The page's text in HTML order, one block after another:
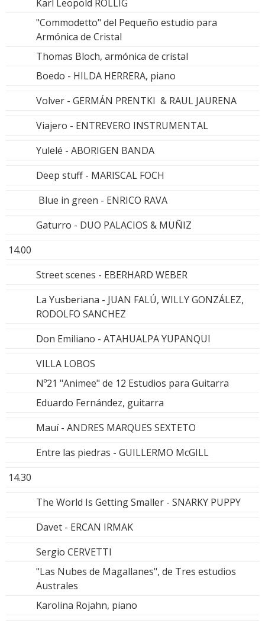
Karl Leopold ROLLIG
"Commodetto" del Pequeño estudio para
Armónica de Cristal
Thomas Bloch, armónica de cristal
Boedo - HILDA HERRERA, piano
Volver - GERMÁN PRENTKI & RAUL JAURENA
Viajero - ENTREVERO INSTRUMENTAL
Yulelé - ABORIGEN BANDA
Deep stuff - MARISCAL FOCH
Blue in green - ENRICO RAVA
Gaturro - DUO PALACIOS & MUÑIZ
14.00
Street scenes - EBERHARD WEBER
La Yusberiana - JUAN FALÚ, WILLY GONZÁLEZ,
RODOLFO SANCHEZ
Don Emiliano - ATAHUALPA YUPANQUI
VILLA LOBOS
Nº21 "Animee" de 12 Estudios para Guitarra
Eduardo Fernández, guitarra
Mauí - ANDRES MARQUES SEXTETO
Entre las piedras - GUILLERMO McGILL
14.30
The World Is Getting Smaller - SNARKY PUPPY
Davet - ERCAN IRMAK
Sergio CERVETTI
"Las Nubes de Magallanes", de Tres estudios
Australes
Karolina Rojahn, piano